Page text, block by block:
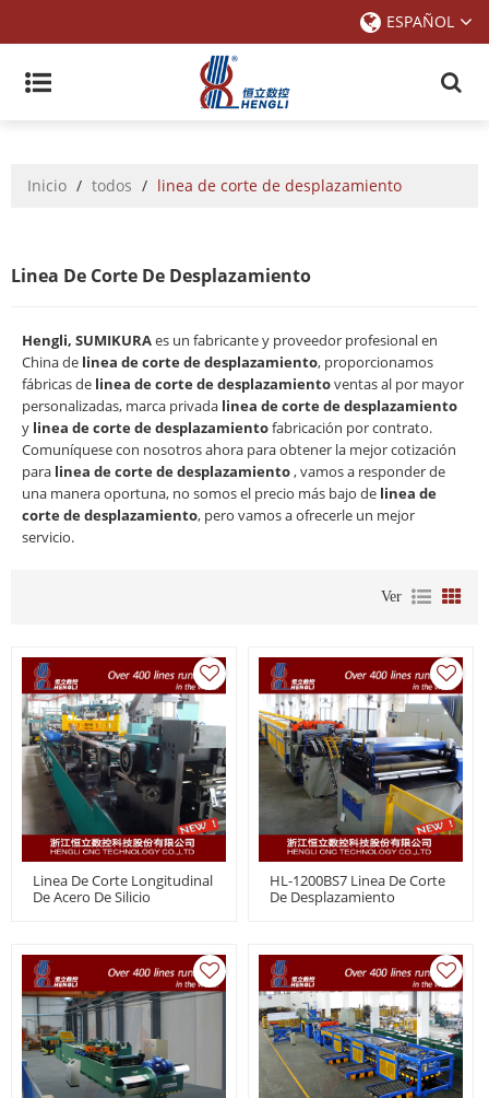
ESPAÑOL
Inicio / todos / linea de corte de desplazamiento
Linea De Corte De Desplazamiento
Hengli, SUMIKURAes un fabricante y proveedor profesional en
China de linea de corte de desplazamiento, proporcionamos
fábricas de linea de corte de desplazamientoventas al por mayor
personalizadas, marca privada linea de corte de desplazamiento
y linea de corte de desplazamientofabricación por contrato.
Comuníquese con nosotros ahora para obtener la mejor cotización
para linea de corte de desplazamiento, vamos a responder de
una manera oportuna, no somos el precio más bajo de linea de
corte de desplazamiento, pero vamos a ofrecerle un mejor
servicio.
Ver
Linea De Corte Longitudinal
De Acero De Silicio
HL-1200BS7 Linea De Corte
De Desplazamiento